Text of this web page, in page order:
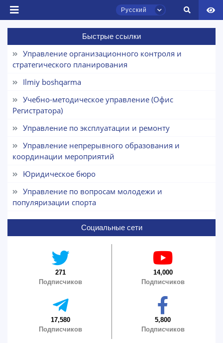
Русский
Быстрые ссылки
Управление организационного контроля и
стратегического планирования
Ilmiy boshqarma
Учебно-методическое управление (Офис
Регистратора)
Управление по эксплуатации и ремонту
Управление непрерывного образования и
координации мероприятий
Юридическое бюро
Управление по вопросам молодежи и
популяризации спорта
Социальные сети
271
Подписчиков
14,000
Подписчиков
17,580
Подписчиков
5,800
Подписчиков
Чат приёмной комиссии ТГЮУ
приёмной комиссии ТГЮУ.
Оставляйте здесь свои обращения по
Выберите тему — затем появятся
конкретные вопросы:
1. Документы (бакалавр) (5)
3. Собеседование (бакалавр) (8)
6. Онлайн-заявки (15) 7. Колл-центр (4)
✉️ Написать администратору